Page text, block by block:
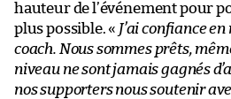
hauteur de l’événement pour
plus possible. « J’ai confiance
coach. Nous sommes prêts,
niveau ne sont jamais gagnés
nos supporters nous soutenir